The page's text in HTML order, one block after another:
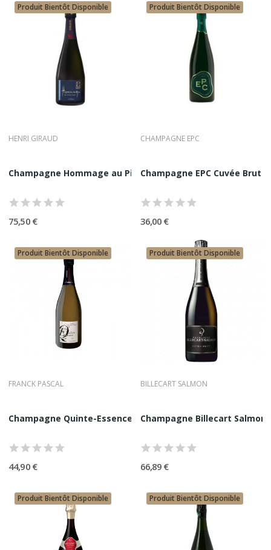
Produit Bientôt Disponible
HENRI GIRAUD
Champagne Hommage au Pinot Noir Henri Giraud 75Cl
75,50 €
Produit Bientôt Disponible
CHAMPAGNE EPC
Champagne EPC Cuvée Brut
36,00 €
Produit Bientôt Disponible
FRANCK PASCAL
Champagne Quinte-Essence 2009 75CL
44,90 €
Produit Bientôt Disponible
BILLECART SALMON
Champagne Billecart Salmon
66,89 €
Produit Bientôt Disponible Produit Bientôt Disponible